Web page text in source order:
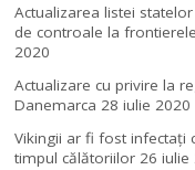
Actualizarea listei
de controale la
2020
Actualizare cu privire la
Danemarca 28 iulie 2020
Vikingii ar fi fost infectaţi
timpul călătoriilor 26 iulie